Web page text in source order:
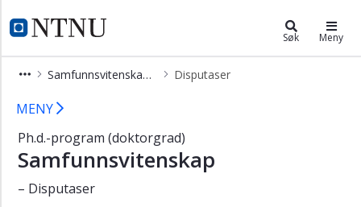
NTNU Hjemmeside
Samfunnsvitenskap (PHSV) Søk Meny
Samfunnsvitenskap (PHSV) Disputaser
Disputaser - Samfunnsvitenskap -
×
Studiets
startside
Læringsutbytte
Studiets
oppbygging
Jobbmuligheter
Søk
MENY
Ph.d.-program (doktorgrad)
Samfunnsvitenskap
– Disputaser